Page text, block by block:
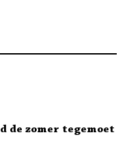
de zomer tegemoet